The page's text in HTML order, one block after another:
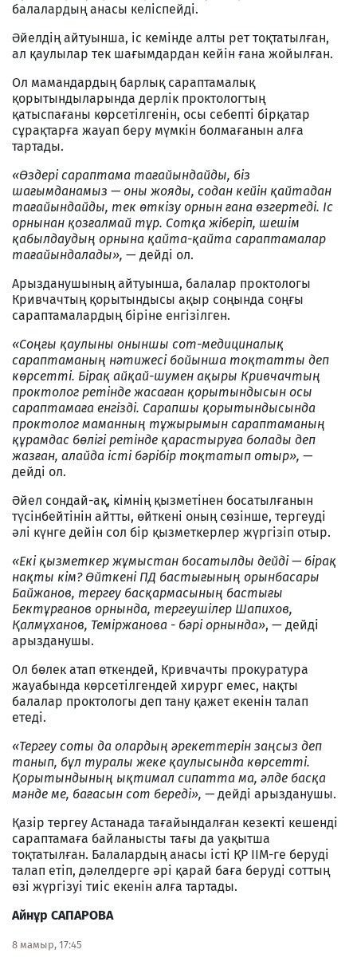
балалардың анасы келіспейді.
Әйелдің айтуынша, іс кемінде алты рет тоқтатылған,
ал қаулылар тек шағымдардан кейін ғана жойылған.
Ол мамандардың барлық сараптамалық
қорытындыларында дерлік проктологтың
қатыспағаны көрсетілгенін, осы себепті бірқатар
сұрақтарға жауап беру мүмкін болмағанын алға
тартады.
«Өздері сараптама тағайындайды, біз
шағымданамыз — оны жояды, содан кейін қайтадан
тағайындайды, тек өткізу орнын ғана өзгертеді. Іс
орнынан қозғалмай тұр. Сотқа жіберіп, шешім
қабылдаудың орнына қайта-қайта сараптамалар
тағайындалады», — дейді ол.
Арызданушының айтуынша, балалар проктологы
Кривчачтың қорытындысы ақыр соңында соңғы
сараптамалардың біріне енгізілген.
«Соңғы қаулыны оныншы сот-медициналық
сараптаманың нәтижесі бойынша тоқтатты деп
көрсетті. Бірақ айқай-шумен ақыры Кривчачтың
проктолог ретінде жасаған қорытындысын осы
сараптамаға енгізді. Сарапшы қорытындысында
проктолог маманның тұжырымын сараптаманың
құрамдас бөлігі ретінде қарастыруға болады деп
жазған, алайда істі бәрібір тоқтатып отыр», —
дейді ол.
Әйел сондай-ақ, кімнің қызметінен босатылғанын
түсінбейтінін айтты, өйткені оның сөзінше, тергеуді
әлі күнге дейін сол бір қызметкерлер жүргізіп отыр.
«Екі қызметкер жұмыстан босатылды дейді — бірақ
нақты кім? Өйткені ПД бастығының орынбасары
Байжанов, тергеу басқармасының бастығы
Бектұрғанов орнында, тергеушілер Шапихов,
Қалмұханов, Теміржанова - бәрі орнында», — дейді
арызданушы.
Ол бөлек атап өткендей, Кривчачты прокуратура
жауабында көрсетілгендей хирург емес, нақты
балалар проктологы деп тану қажет екенін талап
етеді.
«Тергеу соты да олардың әрекеттерін заңсыз деп
танып, бұл туралы жеке қаулысында көрсетті.
Қорытындының ықтимал сипатта ма, әлде басқа
мәнде ме, бағасын сот береді», — дейді арызданушы.
Қазір тергеу Астанада тағайындалған кезекті кешенді
сараптамаға байланысты тағы да уақытша
тоқтатылған. Балалардың анасы істі ҚР ІІМ-ге беруді
талап етіп, дәлелдерге әрі қарай баға беруді соттың
өзі жүргізуі тиіс екенін алға тартады.
Айнұр САПАРОВА
8 мамыр, 17:45